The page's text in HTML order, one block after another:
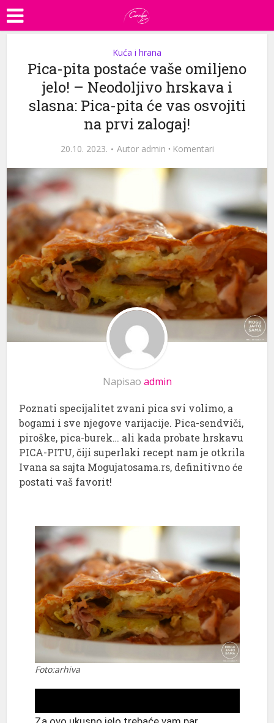
Kuća i hrana
Pica-pita postaće vaše omiljeno
jelo! – Neodoljivo hrskava i
slasna: Pica-pita će vas osvojiti
na prvi zalogaj!
20.10. 2023. Autor admin · Komentari
Napisao admin
Poznati specijalitet zvani pica svi volimo, a
bogami i sve njegove varijacije. Pica-sendviči,
piroške, pica-burek… ali kada probate hrskavu
PICA-PITU, čiji superlaki recept nam je otkrila
Ivana sa sajta Mogujatosama.rs, definitivno će
postati vaš favorit!
Foto:arhiva